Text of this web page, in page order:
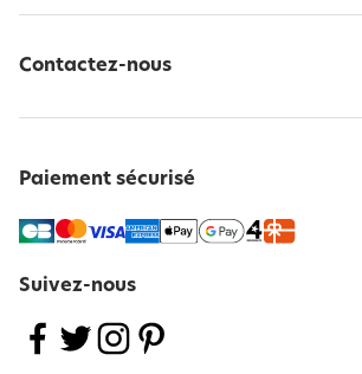
Contactez-nous
Paiement sécurisé
Suivez-nous